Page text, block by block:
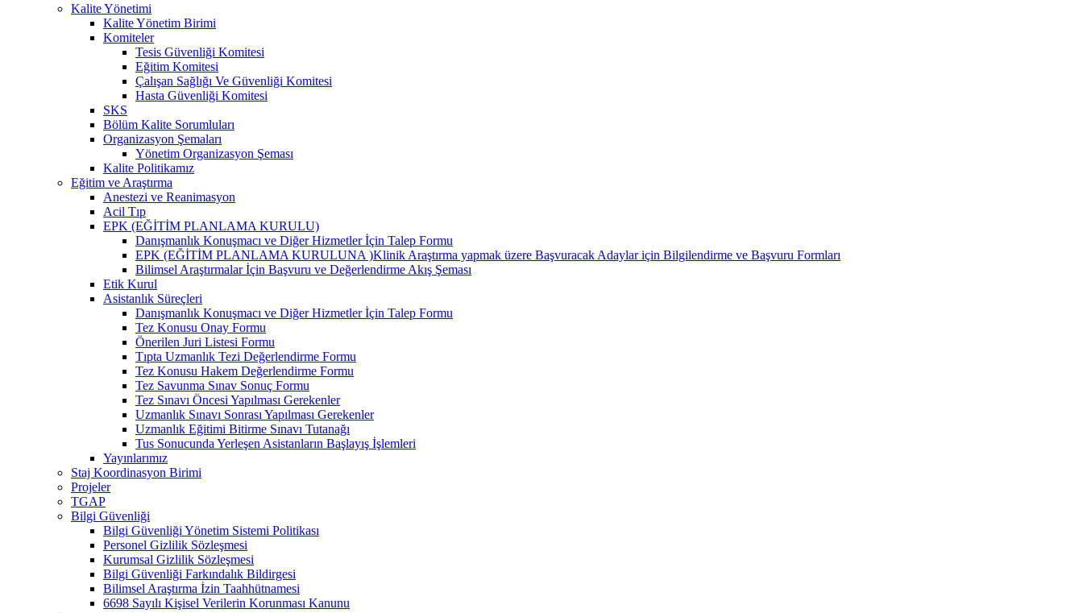
Kalite Yönetimi
Kalite Yönetim Birimi
Komiteler
Tesis Güvenliği Komitesi
Eğitim Komitesi
Çalışan Sağlığı Ve Güvenliği Komitesi
Hasta Güvenliği Komitesi
SKS
Bölüm Kalite Sorumluları
Organizasyon Şemaları
Yönetim Organizasyon Şeması
Kalite Politikamız
Eğitim ve Araştırma
Anestezi ve Reanimasyon
Acil Tıp
EPK (EĞİTİM PLANLAMA KURULU)
Danışmanlık Konuşmacı ve Diğer Hizmetler İçin Talep Formu
EPK (EĞİTİM PLANLAMA KURULUNA )Klinik Araştırma yapmak üzere Başvuracak Adaylar için Bilgilendirme ve Başvuru Formları
Bilimsel Araştırmalar İçin Başvuru ve Değerlendirme Akış Şeması
Etik Kurul
Asistanlık Süreçleri
Danışmanlık Konuşmacı ve Diğer Hizmetler İçin Talep Formu
Tez Konusu Onay Formu
Önerilen Juri Listesi Formu
Tıpta Uzmanlık Tezi Değerlendirme Formu
Tez Konusu Hakem Değerlendirme Formu
Tez Savunma Sınav Sonuç Formu
Tez Sınavı Öncesi Yapılması Gerekenler
Uzmanlık Sınavı Sonrası Yapılması Gerekenler
Uzmanlık Eğitimi Bitirme Sınavı Tutanağı
Tus Sonucunda Yerleşen Asistanların Başlayış İşlemleri
Yayınlarımız
Staj Koordinasyon Birimi
Projeler
TGAP
Bilgi Güvenliği
Bilgi Güvenliği Yönetim Sistemi Politikası
Personel Gizlilik Sözleşmesi
Kurumsal Gizlilik Sözleşmesi
Bilgi Güvenliği Farkındalık Bildirgesi
Bilimsel Araştırma İzin Taahhütnamesi
6698 Sayılı Kişisel Verilerin Korunması Kanunu